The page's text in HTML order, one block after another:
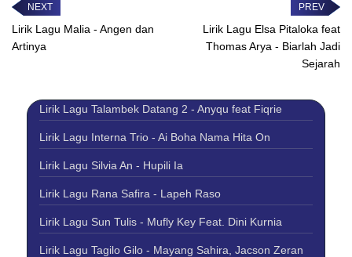
Lirik Lagu Malia - Angen dan
Artinya
Lirik Lagu Elsa Pitaloka feat
Thomas Arya - Biarlah Jadi
Sejarah
Lirik Lagu Talambek Datang 2 - Anyqu feat Fiqrie
Lirik Lagu Interna Trio - Ai Boha Nama Hita On
Lirik Lagu Silvia An - Hupili Ia
Lirik Lagu Rana Safira - Lapeh Raso
Lirik Lagu Sun Tulis - Mufly Key Feat. Dini Kurnia
Lirik Lagu Tagilo Gilo - Mayang Sahira, Jacson Zeran